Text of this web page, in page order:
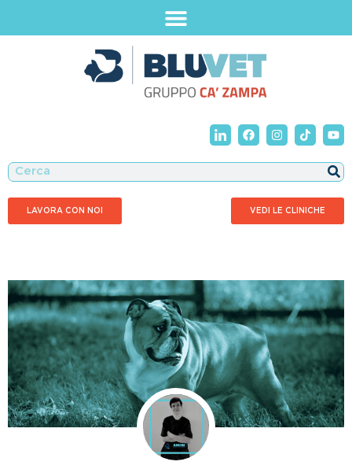
LAVORA CON NOI VEDI LE CLINICHE